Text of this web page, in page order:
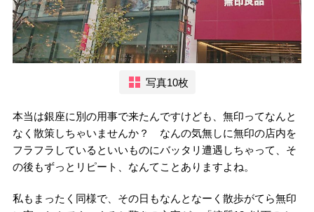
写真10枚
本当は銀座に別の用事で来たんですけども、無印ってなんと
なく散策しちゃいませんか？ なんの気無しに無印の店内を
フラフラしているといいものにバッタリ遭遇しちゃって、そ
の後もずっとリピート、なんてことありますよね。
私もまったく同様で、その日もなんとなーく散歩がてら無印